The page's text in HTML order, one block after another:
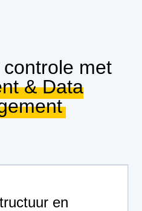
met
& Data
en